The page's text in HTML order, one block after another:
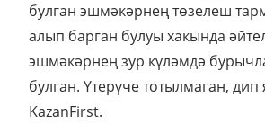
булган эшмәкәрнең төзелеш
алып барган булуы хакында
эшмәкәрнең зур күләмдә
булган. Үтерүче тотылмаган, дип
KazanFirst.